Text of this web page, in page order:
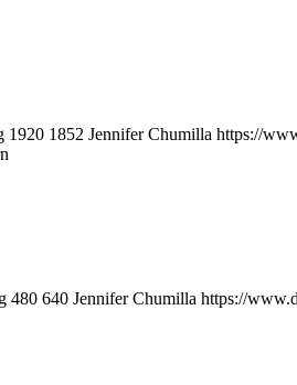
1920 1852 Jennifer Chumilla https://
480 640 Jennifer Chumilla https://